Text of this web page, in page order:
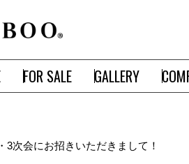
FOR SALE GALLERY
次会にお招きいただきまして！